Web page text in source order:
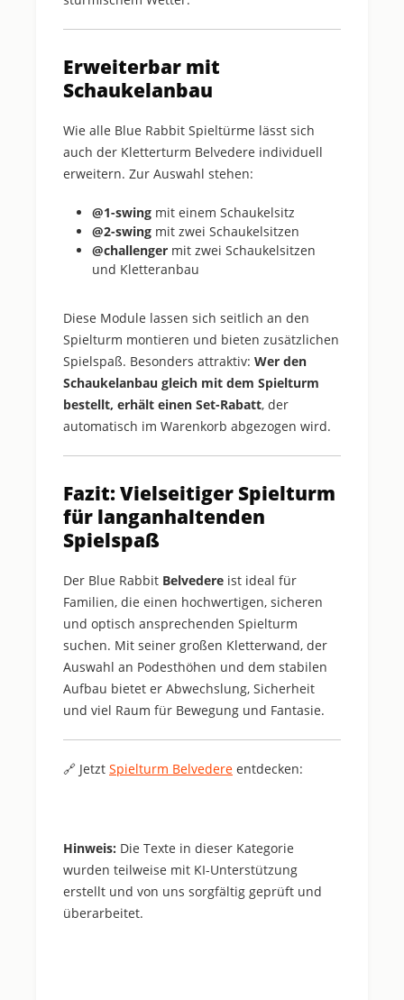
Erweiterbar mit
Schaukelanbau
Wie alle Blue Rabbit Spieltürme lässt sich
auch der Kletterturm Belvedere individuell
erweitern. Zur Auswahl stehen:
@1-swing mit einem Schaukelsitz
@2-swing mit zwei Schaukelsitzen
@challenger mit zwei Schaukelsitzen
und Kletteranbau
Diese Module lassen sich seitlich an den
Spielturm montieren und bieten zusätzlichen
Spielspaß. Besonders attraktiv: Wer den
Schaukelanbau gleich mit dem Spielturm
bestellt, erhält einen Set-Rabatt, der
automatisch im Warenkorb abgezogen wird.
Fazit: Vielseitiger Spielturm
für langanhaltenden
Spielspaß
Der Blue Rabbit Belvedere ist ideal für
Familien, die einen hochwertigen, sicheren
und optisch ansprechenden Spielturm
suchen. Mit seiner großen Kletterwand, der
Auswahl an Podesthöhen und dem stabilen
Aufbau bietet er Abwechslung, Sicherheit
und viel Raum für Bewegung und Fantasie.
🔗 Jetzt Spielturm Belvedere entdecken:
Hinweis: Die Texte in dieser Kategorie
wurden teilweise mit KI-Unterstützung
erstellt und von uns sorgfältig geprüft und
überarbeitet.